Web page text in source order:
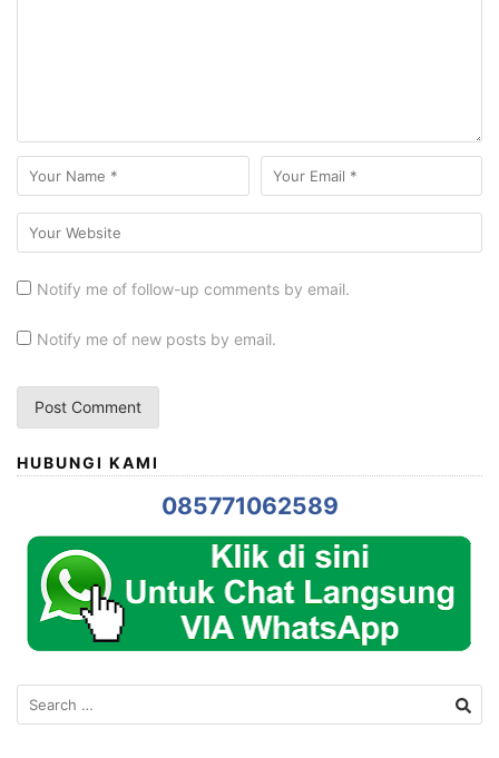
Notify me of follow-up comments by email.
Notify me of new posts by email.
HUBUNGI KAMI
085771062589
Search
for: